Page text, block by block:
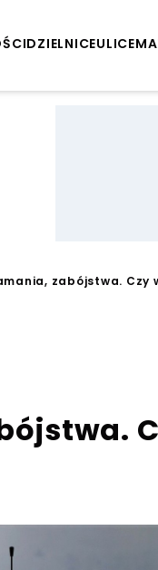
DZIELNICEULICE
zabójstwa.